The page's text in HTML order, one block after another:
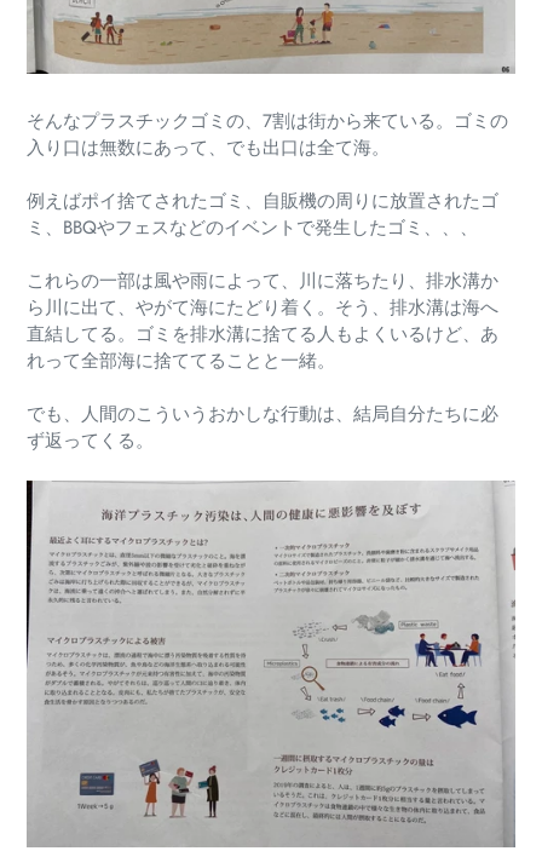
そんなプラスチックゴミの、7割は街から来ている。ゴミの
入り口は無数にあって、でも出口は全て海。
例えばポイ捨てされたゴミ、自販機の周りに放置されたゴ
ミ、BBQやフェスなどのイベントで発生したゴミ、、、
これらの一部は風や雨によって、川に落ちたり、排水溝か
ら川に出て、やがて海にたどり着く。そう、排水溝は海へ
直結してる。ゴミを排水溝に捨てる人もよくいるけど、あ
れって全部海に捨ててることと一緒。
でも、人間のこういうおかしな行動は、結局自分たちに必
ず返ってくる。